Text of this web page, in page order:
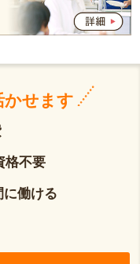
かせます
格不要
に働ける